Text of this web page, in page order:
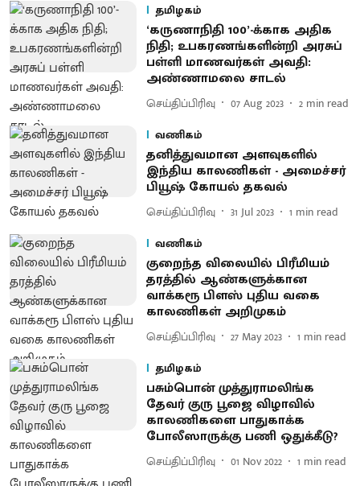
தமிழகம்
‘கருணாநிதி 100’-க்காக அதிக
நிதி; உபகரணங்களின்றி அரசுப்
பள்ளி மாணவர்கள் அவதி:
அண்ணாமலை சாடல்
செய்திப்பிரிவு 07 Aug 2023 2 min read
வணிகம்
தனித்துவமான அளவுகளில்
இந்திய காலணிகள் - அமைச்சர்
பியூஷ் கோயல் தகவல்
செய்திப்பிரிவு 31 Jul 2023 1 min read
வணிகம்
குறைந்த விலையில் பிரீமியம்
தரத்தில் ஆண்களுக்கான
வாக்கரூ பிளஸ் புதிய வகை
காலணிகள் அறிமுகம்
செய்திப்பிரிவு 27 May 2023 1 min read
தமிழகம்
பசும்பொன் முத்துராமலிங்க
தேவர் குரு பூஜை விழாவில்
காலணிகளை பாதுகாக்க
போலீஸாருக்கு பணி ஒதுக்கீடு?
செய்திப்பிரிவு 01 Nov 2022 1 min read